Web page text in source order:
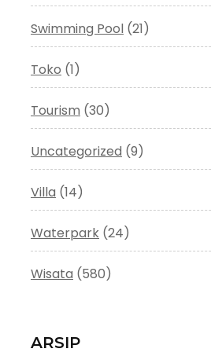
Swimming Pool (21)
Toko (1)
Tourism (30)
Uncategorized (9)
Villa (14)
Waterpark (24)
Wisata (580)
ARSIP